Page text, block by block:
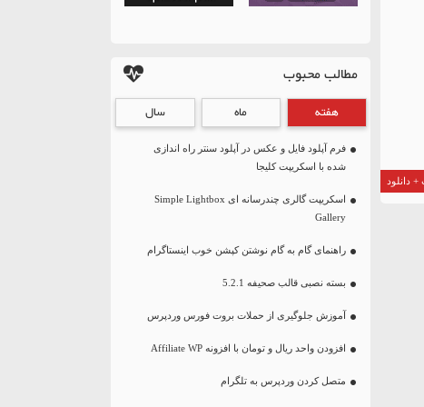
دانلود
مطالب محبوب
هفته ماه سال
فرم آپلود فایل و عکس در آپلود سنتر راه اندازی
شده با اسکریپت کلیجا
اسکریپت گالری چندرسانه ای Simple Lightbox
Gallery
راهنمای گام به گام نوشتن کپشن خوب اینستاگرام
بسته نصبی قالب صحیفه 5.2.1
آموزش جلوگیری از حملات بروت فورس وردپرس
افزودن واحد ریال و تومان با افزونه Affiliate WP
متصل کردن وردپرس به تلگرام